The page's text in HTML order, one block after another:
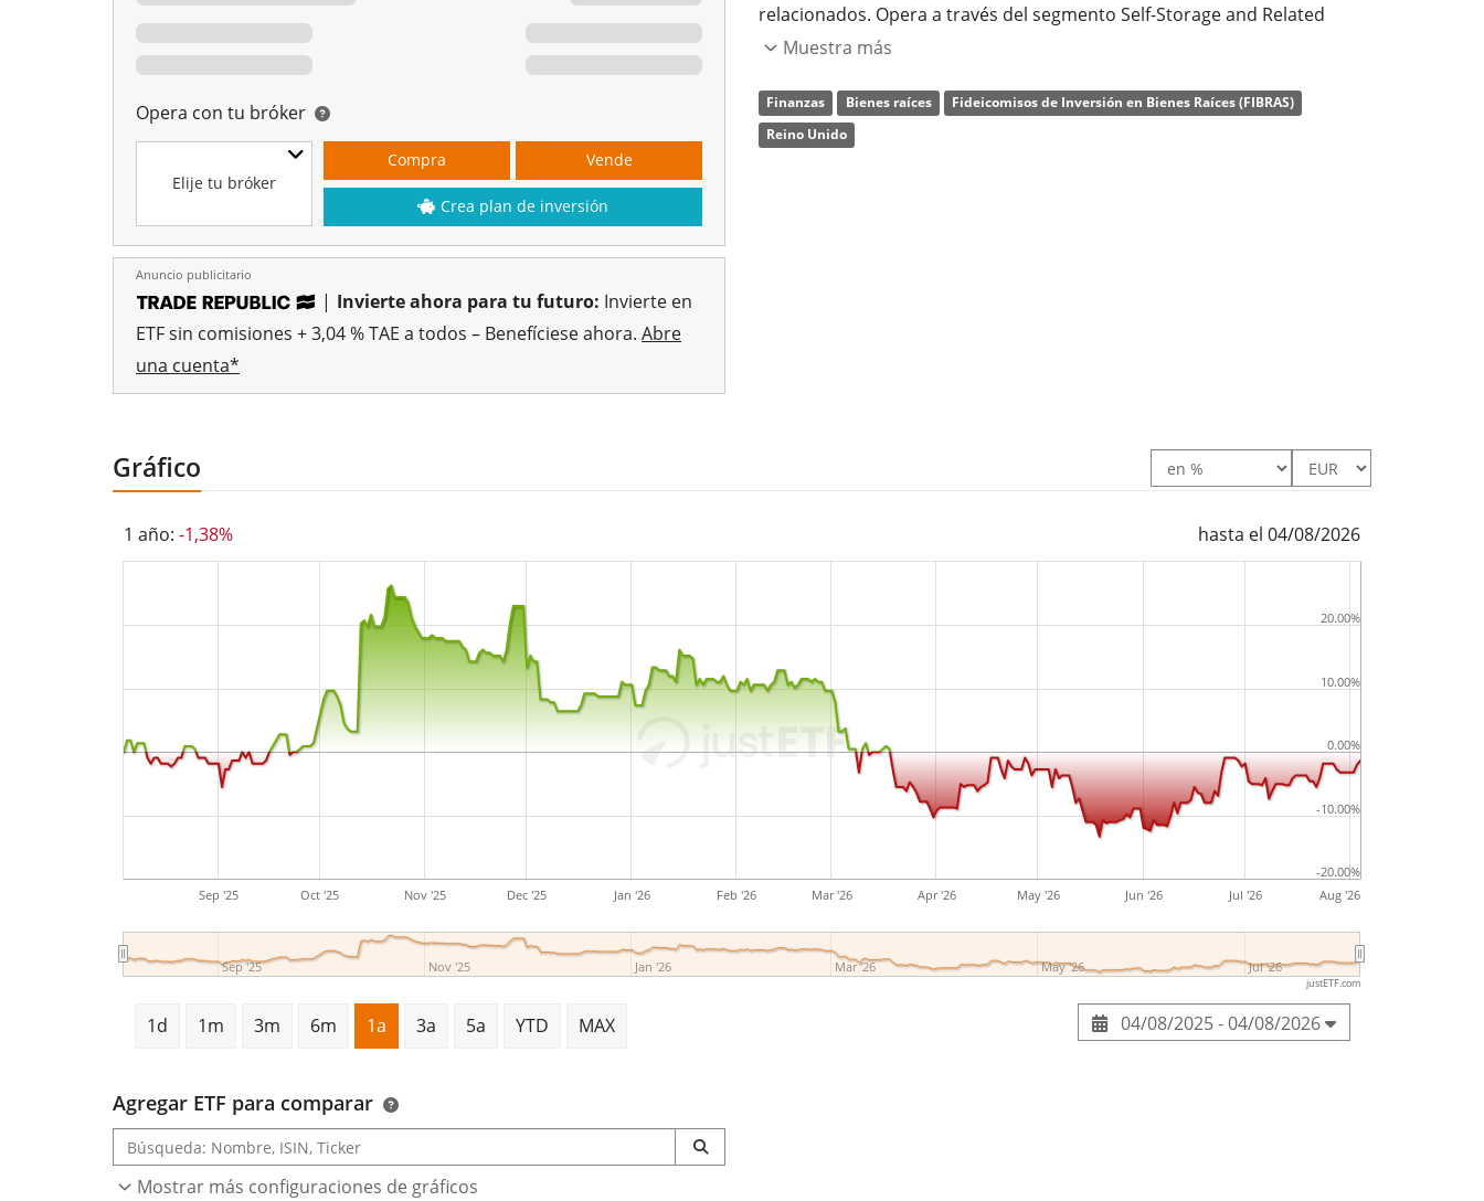
Opera con tu bróker
Elije tu bróker
Compra Vende
Crea plan de inversión
Anuncio publicitario
| Invierte ahora para tu futuro: Invierte en
ETF sin comisiones + 3,04 % TAE a todos – Benefíciese ahora. Abre
una cuenta*
relacionados. Opera a través del segmento Self-Storage and Related
Services. La empresa fue fundada por Nicholas John Vetch, James Ernest
Bagshot, Reino Unido.
Muestra más
Finanzas Bienes raíces
Fideicomisos de Inversión en Bienes Raíces (FIBRAS)
Reino Unido
Gráfico
1 año: -1,38% hasta el 04/08/2026
Sep '25 Oct '25 Nov '25 Dec '25 Jan '26 Feb '26 Mar '26 Apr '26 May '26 Jun '26 Jul '26 Aug '26
Sep '25 Nov '25 Jan '26 Mar '26 May '26 Jul '26
-20.00%
-10.00%
0.00%
10.00%
20.00%
justETF.com
1d 1m 3m 6m 1a 3a 5a YTD MAX 04/08/2025 - 04/08/2026
Agregar ETF para comparar
Mostrar más configuraciones de gráficos